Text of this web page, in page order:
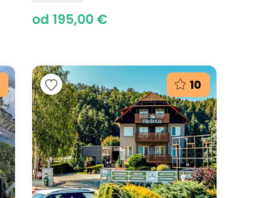
od 195,00 €
10